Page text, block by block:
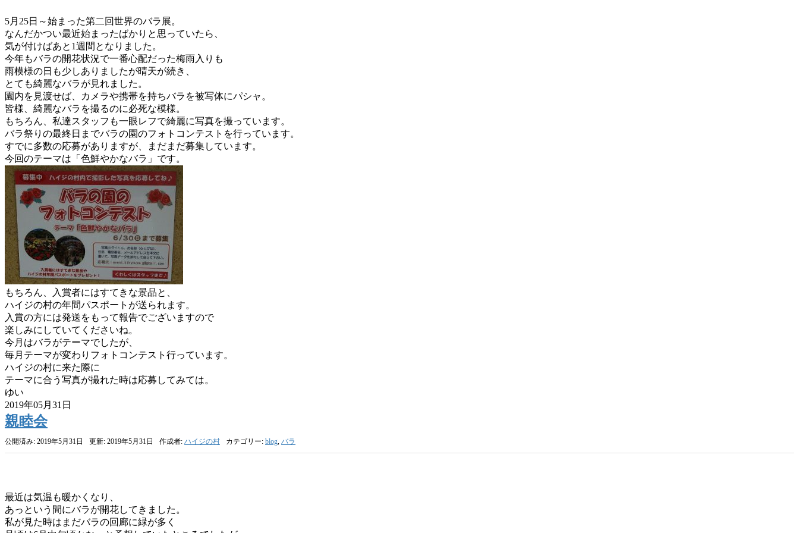
5月25日～始まった第二回世界のバラ展。
なんだかつい最近始まったばかりと思っていたら、
気が付けばあと1週間となりました。
今年もバラの開花状況で一番心配だった梅雨入りも
雨模様の日も少しありましたが晴天が続き、
とても綺麗なバラが見れました。
園内を見渡せば、カメラや携帯を持ちバラを被写体にパシャ。
皆様、綺麗なバラを撮るのに必死な模様。
もちろん、私達スタッフも一眼レフで綺麗に写真を撮っています。
バラ祭りの最終日までバラの園のフォトコンテストを行っています。
すでに多数の応募がありますが、まだまだ募集しています。
今回のテーマは「色鮮やかなバラ」です。
もちろん、入賞者にはすてきな景品と、
ハイジの村の年間パスポートが送られます。
入賞の方には発送をもって報告でございますので
楽しみにしていてくださいね。
今月はバラがテーマでしたが、
毎月テーマが変わりフォトコンテスト行っています。
ハイジの村に来た際に
テーマに合う写真が撮れた時は応募してみては。
ゆい
2019年05月31日
親睦会
公開済み: 2019年5月31日 更新: 2019年5月31日 作成者: ハイジの村 カテゴリー: blog, バラ
最近は気温も暖かくなり、
あっという間にバラが開花してきました。
私が見た時はまだバラの回廊に緑が多く